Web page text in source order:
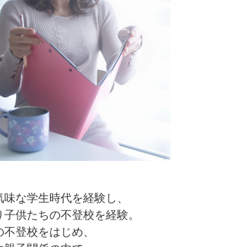
な学生時代を経験し、
供たちの不登校を経験。
登校をはじめ、